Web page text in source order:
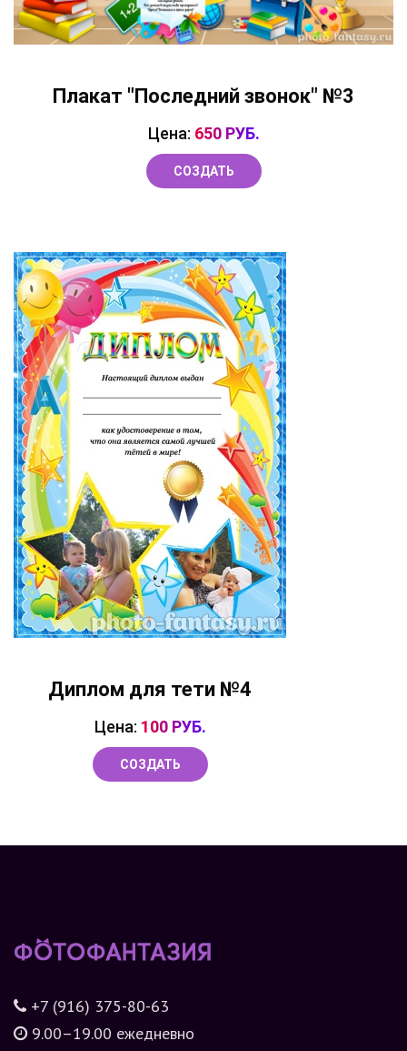
Плакат "Последний звонок" №3
Цена: 650 РУБ.
СОЗДАТЬ
Диплом для тети №4
Цена: 100 РУБ.
СОЗДАТЬ
+7 (916) 375-80-63
9.00–19.00 ежедневно